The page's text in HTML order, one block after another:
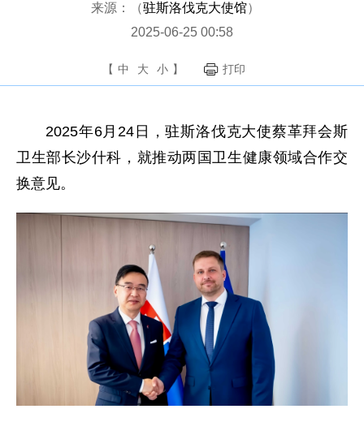
来源：（驻斯洛伐克大使馆）
2025-06-25 00:58
【 中 大 小 】 打印
2025年6月24日，驻斯洛伐克大使蔡革拜会斯
卫生部长沙什科，就推动两国卫生健康领域合作交
换意见。